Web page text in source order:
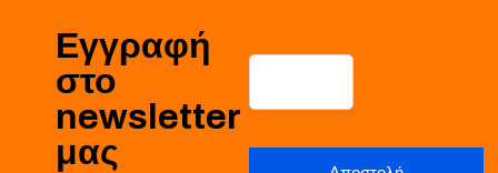
Εγγραφή
στο
newsletter
μας